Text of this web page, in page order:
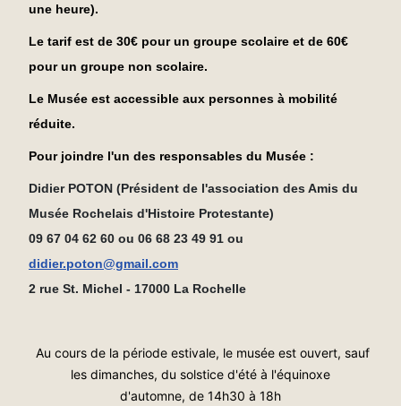
une heure).
Le tarif est de 30€ pour un groupe scolaire et de 60€
pour un groupe non scolaire.
Le Musée est accessible aux personnes à mobilité
réduite.
Pour joindre l'un des responsables du Musée :
Didier POTON (Président de l'association des Amis du
Musée Rochelais d'Histoire Protestante)
09 67 04 62 60 ou 06 68 23 49 91 ou
didier.poton@gmail.com
2 rue St. Michel - 17000 La Rochelle
Au cours de la période estivale, le musée est ouvert, sauf
les dimanches, du solstice d'été à l'équinoxe
d'automne, de 14h30 à 18h